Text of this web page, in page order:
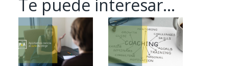
Te puede interesar...